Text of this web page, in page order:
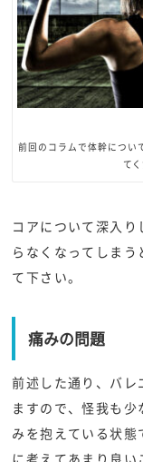
前回のコラムで体幹につい
て
コアについて深入
らなくなってしま
て下さい。
痛みの問題
前述した通り、バ
ますので、怪我も
みを抱えている状
に考えてあまり良